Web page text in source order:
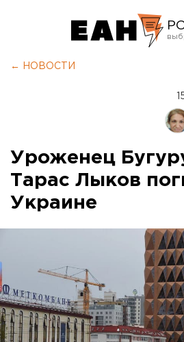
← НОВОСТИ
Уроженец
Тарас Лыков
Украине